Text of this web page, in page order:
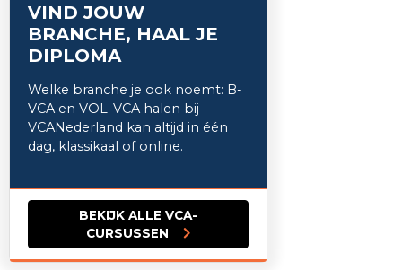
VIND JOUW
BRANCHE, HAAL JE
DIPLOMA
Welke branche je ook noemt: B-
VCA en VOL-VCA halen bij
VCANederland kan altijd in één
dag, klassikaal of online.
BEKIJK ALLE VCA-
CURSUSSEN